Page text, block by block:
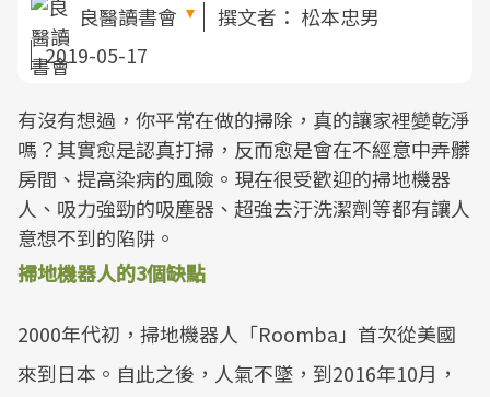
良醫讀書會 撰文者： 松本忠男
2019-05-17
有沒有想過，你平常在做的掃除，真的讓家裡變乾淨
嗎？其實愈是認真打掃，反而愈是會在不經意中弄髒
房間、提高染病的風險。現在很受歡迎的掃地機器
人、吸力強勁的吸塵器、超強去汙洗潔劑等都有讓人
意想不到的陷阱。
掃地機器人的3個缺點
2000年代初，掃地機器人「Roomba」首次從美國
來到日本。自此之後，人氣不墜，到2016年10月，